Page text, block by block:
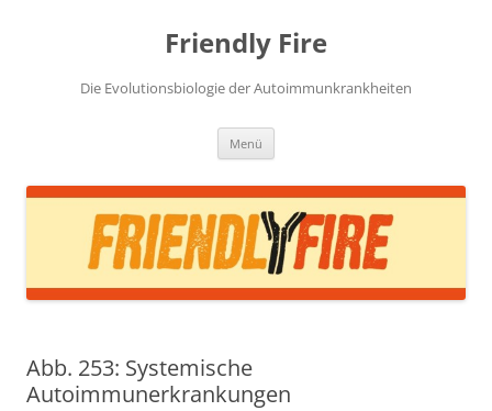
Friendly Fire
Die Evolutionsbiologie der Autoimmunkrankheiten
Menü
Abb. 253: Systemische
Autoimmunerkrankungen